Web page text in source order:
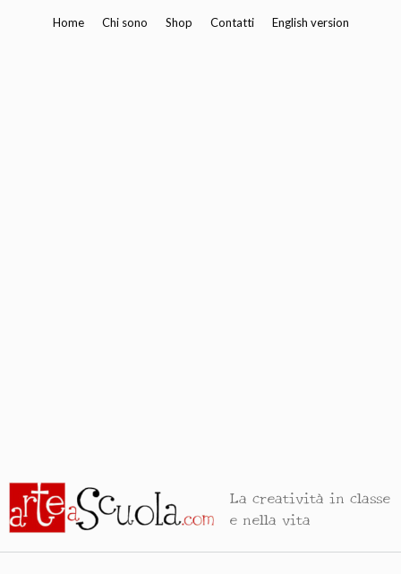
Home Chi sono Shop Contatti English version
La creatività in classe
e nella vita